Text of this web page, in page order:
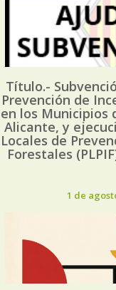
Título.-
Prevención de
en los Municipios
Alicante, y
Locales de
Forestales
1 de